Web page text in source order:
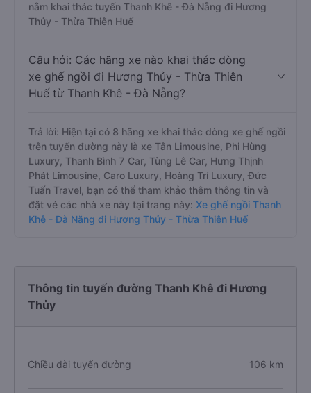
nằm khai thác tuyến Thanh Khê - Đà Nẵng đi Hương
Thủy - Thừa Thiên Huế
Câu hỏi: Các hãng xe nào khai thác dòng
xe ghế ngồi đi Hương Thủy - Thừa Thiên
Huế từ Thanh Khê - Đà Nẵng?
Trả lời: Hiện tại có 8 hãng xe khai thác dòng xe ghế ngồi
trên tuyến đường này là xe Tân Limousine, Phi Hùng
Luxury, Thanh Bình 7 Car, Tùng Lê Car, Hưng Thịnh
Phát Limousine, Caro Luxury, Hoàng Trí Luxury, Đức
Tuấn Travel, bạn có thể tham khảo thêm thông tin và
đặt vé các nhà xe này tại trang này: Xe ghế ngồi Thanh
Khê - Đà Nẵng đi Hương Thủy - Thừa Thiên Huế
Thông tin tuyến đường Thanh Khê đi Hương
Thủy
Chiều dài tuyến đường 106 km